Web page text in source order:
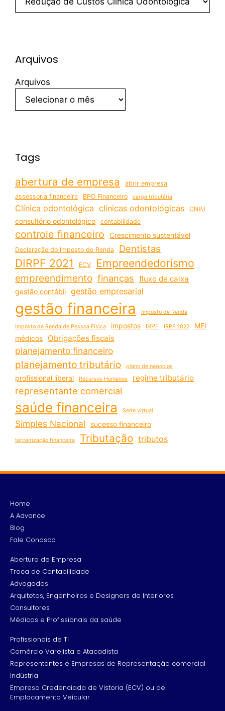
Arquivos
Arquivos
Tags
abertura de empresa
abrir empresa
assessoria financeira
BPO Financeiro carga tributária
Clínica odontológica clínicas odontológicas CNPJ
consultório odontológico contabilidade
controle financeiro Crescimento sustentável
Declaração do Imposto de Renda Dentistas
DIRPF 2021 ECV Empreendedorismo
empreendimento finanças fluxo de caixa
gestão contábil gestão empresarial
gestão financeira Imposto de Renda
Imposto de Renda de Pessoa Física impostos IRPF IRPF 2022
MEI
médicos
Obrigações fiscais
planejamento financeiro
planejamento tributário plano de negócios
profissional liberal Recursos Humanos regime tributário
representante comercial
saúde financeira Sede virtual
Simples Nacional sucesso financeiro
terceirização financeira Tributação tributos
Home
A Advance
Blog
Fale Conosco
Abertura de Empresa
Troca de Contabilidade
Advogados
Arquitetos, Engenheiros e Designers de Interiores
Consultores
Médicos e Profissionais da saúde
Profissionais de TI
Comércio Varejista e Atacadista
Representantes e Empresas de Representação comercial
Indústria
Empresa Credenciada de Vistoria (ECV) ou de
Emplacamento Veícular